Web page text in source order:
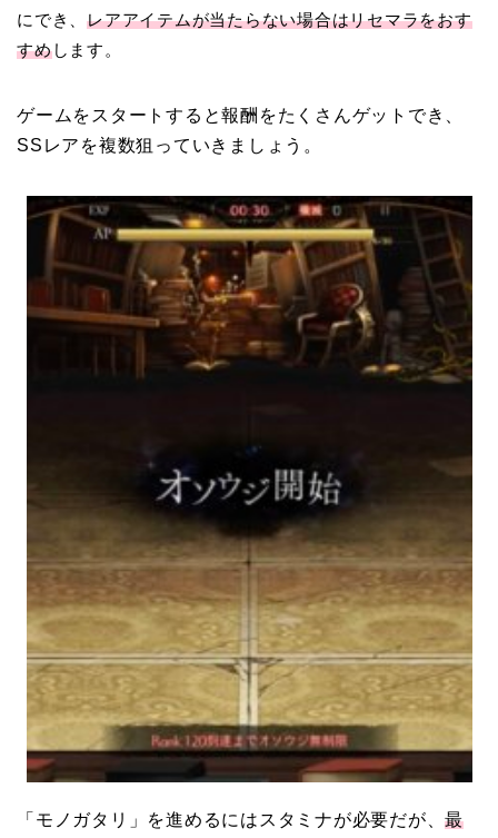
にでき、レアアイテムが当たらない場合はリセマラをおす
すめします。
ゲームをスタートすると報酬をたくさんゲットでき、
SSレアを複数狙っていきましょう。
「モノガタリ」を進めるにはスタミナが必要だが、最